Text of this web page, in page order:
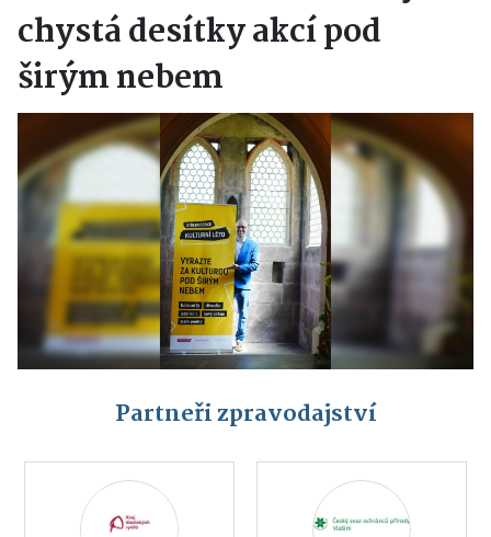
chystá desítky akcí pod
širým nebem
Partneři zpravodajství